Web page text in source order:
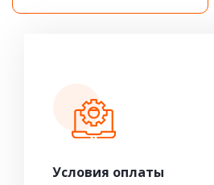
Условия оплаты